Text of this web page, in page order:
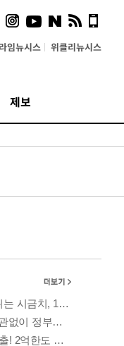
임뉴시스 위클리뉴시스
제보
마트폰 액세서리에
더했다